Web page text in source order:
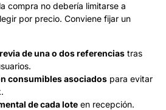
compra no debería limitarse a
por precio. Conviene fijar un
de una o dos referencias tras
consumibles asociados para evitar
de cada lote en recepción.